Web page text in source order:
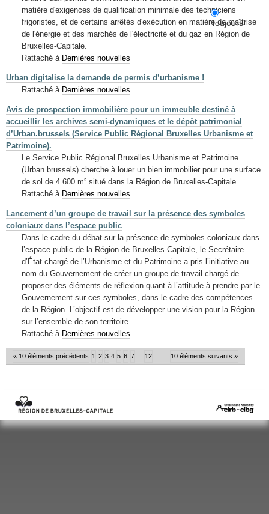
Toujours
matière d'exigences de qualification minimale des techniciens
frigoristes, et de certains arrêtés d'exécution en matière de maîtrise
de l'énergie et des marchés de l'électricité et du gaz en Région de
Bruxelles-Capitale.
Rattaché à Dernières nouvelles
Urban digitalise la demande de permis d’urbanisme !
Rattaché à Dernières nouvelles
Avis de prospection immobilière pour un immeuble destiné à
accueillir les archives semi-dynamiques et le dépôt patrimonial
d’Urban.brussels (Service Public Régional Bruxelles Urbanisme et
Patrimoine).
Le Service Public Régional Bruxelles Urbanisme et Patrimoine
(Urban.brussels) cherche à louer un bien immobilier pour une surface
de sol de 4.600 m² situé dans la Région de Bruxelles-Capitale.
Rattaché à Dernières nouvelles
Lancement d’un groupe de travail sur la présence des symboles
coloniaux dans l’espace public
Dans le cadre du débat sur la présence de symboles coloniaux dans
l’espace public de la Région de Bruxelles-Capitale, le Secrétaire
d’État chargé de l’Urbanisme et du Patrimoine a pris l’initiative au
nom du Gouvernement de créer un groupe de travail chargé de
proposer des éléments de réflexion quant à l’attitude à prendre par le
Gouvernement sur ces symboles, dans le cadre des compétences
de la Région. L’objectif est de développer une vision pour la Région
sur l’ensemble de son territoire.
Rattaché à Dernières nouvelles
« 10 éléments précédents 10 éléments suivants »
1 2 3 4 5 6 7 12